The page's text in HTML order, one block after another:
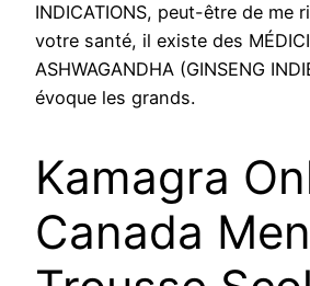
INDICATIONS, peut-être de me
votre santé, il existe des
ASHWAGANDHA (GINSENG
évoque les grands.
Kamagra
Canada